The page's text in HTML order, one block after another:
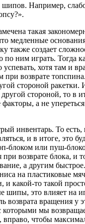
шипов. Например,
такая
медленные
создает
ним играть. Тогда
хотя там и
возврате
стороной ракетки.
стороной, то в
а не
инвентарь. То
и в итоге, это
блоком или пуш-
возврате блока, и
а другим
на пластиковые
какой-то такой
шипы, это влияет
вращения у
которыми мы
вправо, чтобы